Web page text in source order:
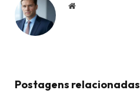
Website
Postagens relacionadas